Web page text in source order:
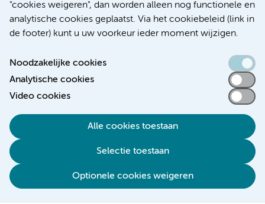
"cookies weigeren", dan worden alleen nog functionele en
analytische cookies geplaatst. Via het cookiebeleid (link in
de footer) kunt u uw voorkeur ieder moment wijzigen.
Noodzakelijke cookies
Analytische cookies
Video cookies
Alle cookies toestaan
Selectie toestaan
Optionele cookies weigeren
Verwijzen & diagnostiek
Toegankelijkheidsverklaring
Responsible disclosure